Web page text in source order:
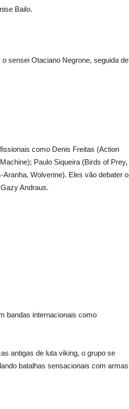
Bailo.
sensei Otaciano Negrone, seguida de
como Denis Freitas (Action
Paulo Siqueira (Birds of Prey,
Wolverine). Eles vão debater o
Andraus.
bandas internacionais como
antigas de luta viking, o grupo se
batalhas sensacionais com armas